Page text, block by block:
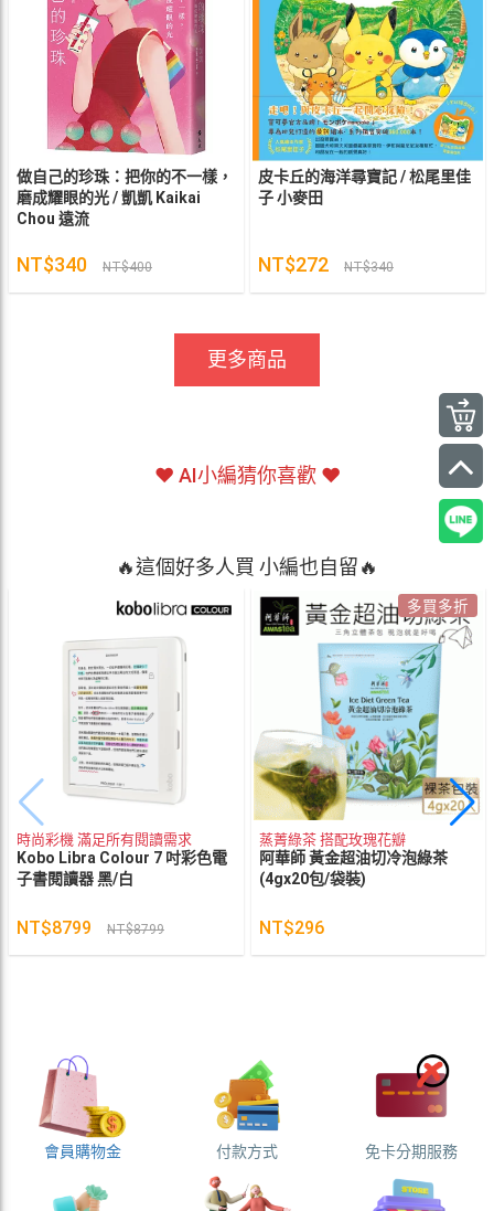
做自己的珍珠：把你的不一樣，
磨成耀眼的光 / 凱凱 Kaikai
Chou 遠流
NT$340 NT$400
皮卡丘的海洋尋寶記 / 松尾里佳
子 小麥田
NT$272 NT$340
更多商品
❤ AI小編猜你喜歡 ❤
🔥這個好多人買 小編也自留🔥
時尚彩機 滿足所有閱讀需求
Kobo Libra Colour 7 吋彩色電
子書閱讀器 黑/白
NT$8799 NT$8799
多買多折
蒸菁綠茶 搭配玫瑰花瓣
阿華師 黃金超油切冷泡綠茶
(4gx20包/袋裝)
NT$296
會員購物金 付款方式 免卡分期服務